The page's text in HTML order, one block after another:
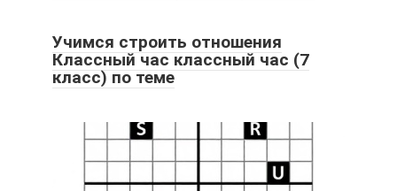
Учимся строить отношения
Классный час классный час (7
класс) по теме